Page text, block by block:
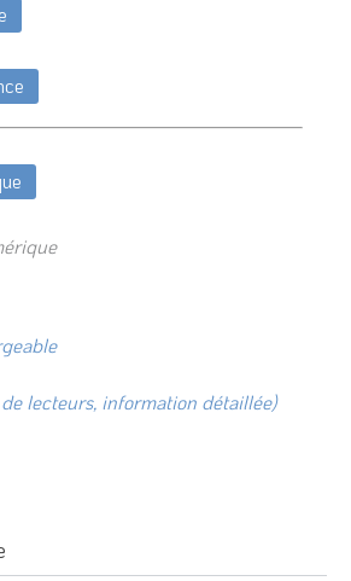
lecteurs, information détaillée)